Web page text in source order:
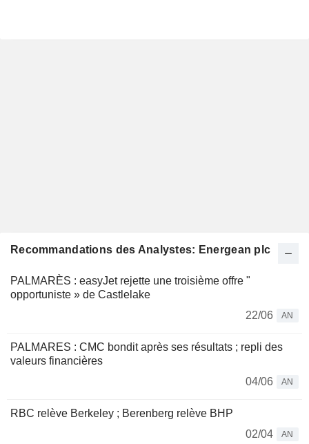
Recommandations des Analystes: Energean plc
PALMARÈS : easyJet rejette une troisième offre "
opportuniste » de Castlelake
22/06
AN
PALMARES : CMC bondit après ses résultats ; repli des
valeurs financières
04/06
AN
RBC relève Berkeley ; Berenberg relève BHP
02/04
AN